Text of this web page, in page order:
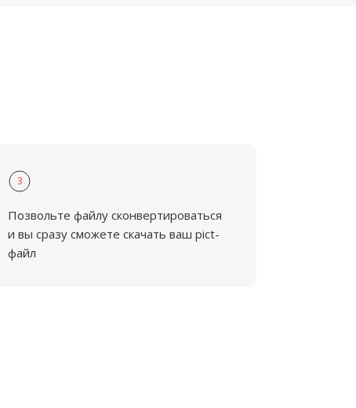
3
Позвольте файлу сконвертироваться
и вы сразу сможете скачать ваш pict-
файл